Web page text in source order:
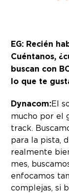
EG: Recién
Cuéntanos,
buscan con
lo que te
Dynacom:El
mucho por el
track.
para la pista,
realmente
mes,
enfocamos
complejas, si